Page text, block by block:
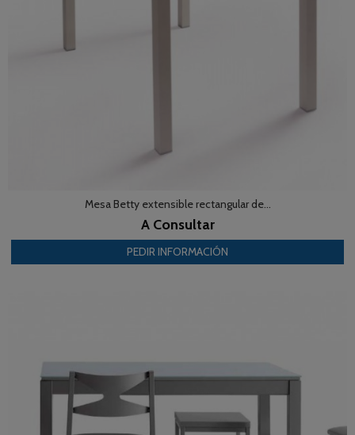
Mesa Betty extensible rectangular de...
A Consultar
PEDIR INFORMACIÓN